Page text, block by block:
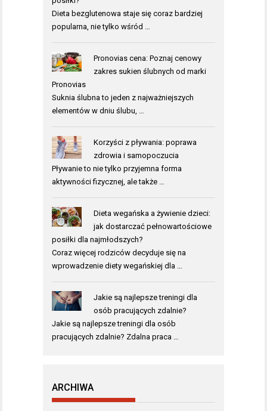
Dieta bezglutenowa staje się coraz bardziej
popularna, nie tylko wśród …
Pronovias cena: Poznaj cenowy
zakres sukien ślubnych od marki
Pronovias
Suknia ślubna to jeden z najważniejszych
elementów w dniu ślubu, …
Korzyści z pływania: poprawa
zdrowia i samopoczucia
Pływanie to nie tylko przyjemna forma
aktywności fizycznej, ale także …
Dieta wegańska a żywienie dzieci:
jak dostarczać pełnowartościowe
posiłki dla najmłodszych?
Coraz więcej rodziców decyduje się na
wprowadzenie diety wegańskiej dla …
Jakie są najlepsze treningi dla
osób pracujących zdalnie?
Jakie są najlepsze treningi dla osób
pracujących zdalnie? Zdalna praca …
ARCHIWA